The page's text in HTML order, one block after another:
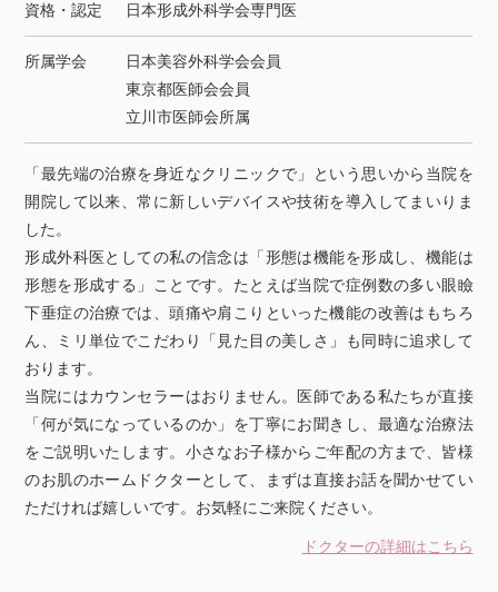
資格・認定 日本形成外科学会専門医
所属学会
日本美容外科学会会員
東京都医師会会員
立川市医師会所属
「最先端の治療を身近なクリニックで」という思いから当院を
開院して以来、常に新しいデバイスや技術を導入してまいりま
した。
形成外科医としての私の信念は「形態は機能を形成し、機能は
形態を形成する」ことです。たとえば当院で症例数の多い眼瞼
下垂症の治療では、頭痛や肩こりといった機能の改善はもちろ
ん、ミリ単位でこだわり「見た目の美しさ」も同時に追求して
おります。
当院にはカウンセラーはおりません。医師である私たちが直接
「何が気になっているのか」を丁寧にお聞きし、最適な治療法
をご説明いたします。小さなお子様からご年配の方まで、皆様
のお肌のホームドクターとして、まずは直接お話を聞かせてい
ただければ嬉しいです。お気軽にご来院ください。
ドクターの詳細はこちら